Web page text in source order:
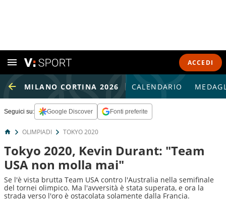
ACCEDI
MILANO CORTINA 2026 CALENDARIO
Seguici su: Google Discover Fonti preferite
OLIMPIADI TOKYO 2020
Tokyo 2020, Kevin Durant: "Team
USA non molla mai"
Se l'è vista brutta Team USA contro l'Australia nella semifinale
del tornei olimpico. Ma l'avversità è stata superata, e ora la
strada verso l'oro è ostacolata solamente dalla Francia.